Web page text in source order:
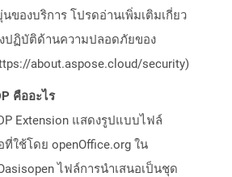
ของบริการ โปรดอ่านเพิ่มเติมเกี่ยว
ปฏิบัติด้านความปลอดภัยของ
about.aspose.cloud/security)
คืออะไร
Extension แสดงรูปแบบไฟล์
ที่ใช้โดย openOffice.org ใน
ไฟล์การนำเสนอเป็นชุด